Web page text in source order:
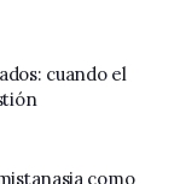
cuando el
como